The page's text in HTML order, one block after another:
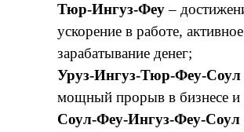
Тюр-Ингуз-Феу–
ускорение в работе, активное
зарабатывание денег;
Уруз-Ингуз-Тюр-Феу-Соул
мощный прорыв в бизнесе и
Соул-Феу-Ингуз-Феу-Соул